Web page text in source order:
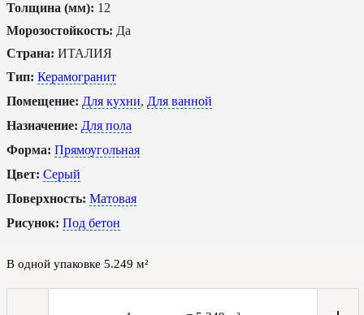
Толщина (мм): 12
Морозостойкость: Да
Страна: ИТАЛИЯ
Тип: Керамогранит
Помещение: Для кухни, Для ванной
Назначение: Для пола
Форма: Прямоугольная
Цвет: Серый
Поверхность: Матовая
Рисунок: Под бетон
В одной упаковке 5.249 м²